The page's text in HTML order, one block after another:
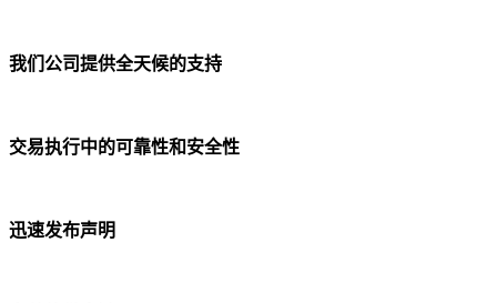
我们公司提供全天候的支持
交易执行中的可靠性和安全性
迅速发布声明